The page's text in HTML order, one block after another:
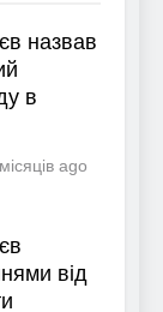
назвав
в
ago
від